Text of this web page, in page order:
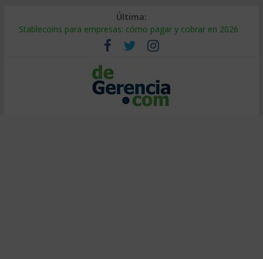
Última:
Stablecoins para empresas: cómo pagar y cobrar en 2026
Despido silencioso: qué es y por qué sale tan caro
IA en selección de personal: cómo auditarla a tiempo
Trabajo forzoso en la cadena de suministro: qué hacer
Mercado hispano de EE. UU.: cómo segmentarlo y venderle